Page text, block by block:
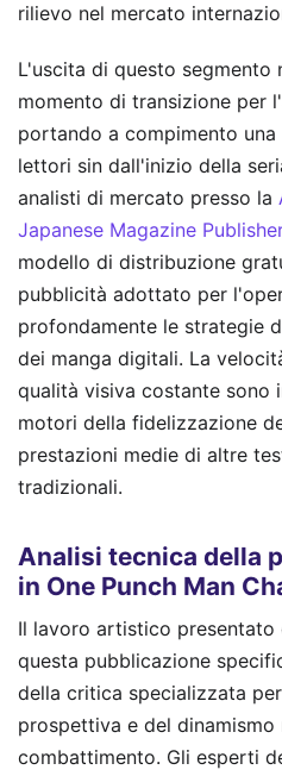
rilievo nel mercato
L'uscita di questo segmento
momento di transizione per
portando a compimento
lettori sin dall'inizio della
analisti di mercato presso la
Japanese Magazine
modello di distribuzione
pubblicità adottato per
profondamente le strategie
dei manga digitali. La
qualità visiva costante sono
motori della fidelizzazione
prestazioni medie di altre
tradizionali.
Analisi tecnica della
in One Punch Man
Il lavoro artistico presentato
questa pubblicazione
della critica specializzata
prospettiva e del dinamismo
combattimento. Gli esperti